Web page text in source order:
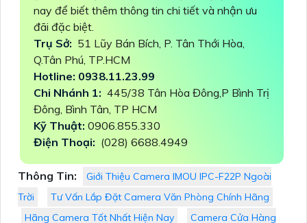
nay để biết thêm thông tin chi tiết và nhận ưu
đãi đặc biệt.
Trụ Sở: 51 Lũy Bán Bích, P. Tân Thới Hòa,
Q.Tân Phú, TP.HCM
Hotline: 0938.11.23.99
Chi Nhánh 1: 445/38 Tân Hòa Đông,P Bình Trị
Đông, Bình Tân, TP HCM
Kỹ Thuật: 0906.855.330
Điện Thoại: (028) 6688.4949
Thông Tin:
Giới Thiệu Camera IMOU IPC-F22P Ngoài
Trời
Tư Vấn Lắp Đặt Camera Văn Phòng Chính Hãng
Hãng Camera Tốt Nhất Hiện Nay
Camera Cửa Hàng